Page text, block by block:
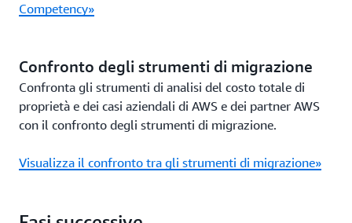
Competency»
Confronto degli strumenti di migrazione
Confronta gli strumenti di analisi del costo totale di
proprietà e dei casi aziendali di AWS e dei partner AWS
con il confronto degli strumenti di migrazione.
Visualizza il confronto tra gli strumenti di migrazione»